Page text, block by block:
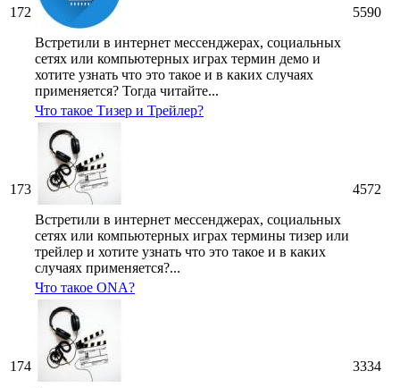
172
Встретили в интернет мессенджерах, социальных
сетях или компьютерных играх термин демо и
хотите узнать что это такое и в каких случаях
применяется? Тогда читайте...
5590
173
Что такое Тизер и Трейлер?
Встретили в интернет мессенджерах, социальных
сетях или компьютерных играх термины тизер или
трейлер и хотите узнать что это такое и в каких
случаях применяется?...
4572
174
Что такое ONA?
3334